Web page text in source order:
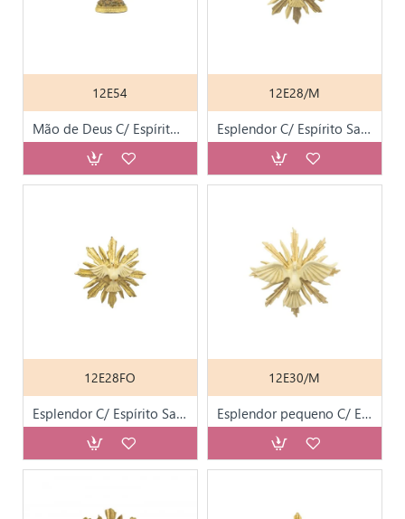
12E54
Mão de Deus C/ Espírito Santo Pintada
12E28/M
Esplendor C/ Espírito Santo Marfim
12E28FO
Esplendor C/ Espírito Santo Folha de Ouro
12E30/M
Esplendor pequeno C/ Espírito Santo Marfim